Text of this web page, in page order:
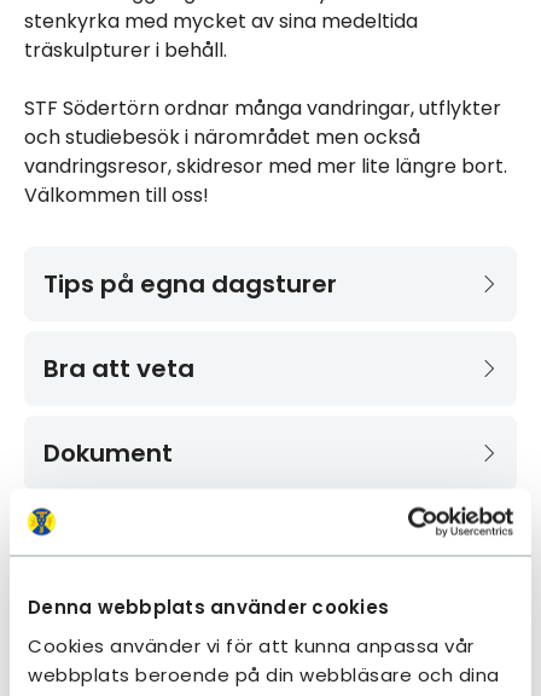
Denna webbplats använder cookies
Cookies använder vi för att kunna anpassa vår
webbplats beroende på din webbläsare och dina
stenkyrka med mycket av sina medeltida
träskulpturer i behåll.
STF Södertörn ordnar många vandringar, utflykter
och studiebesök i närområdet men också
vandringsresor, skidresor med mer lite längre bort.
Välkommen till oss!
Tips på egna dagsturer
Bra att veta
Dokument
Kontakt och information
Adress:
STF Södertörn Lokalavdelning
c/o Annika Swedén